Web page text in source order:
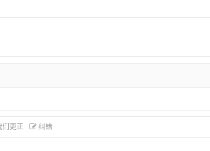
们更正 纠错